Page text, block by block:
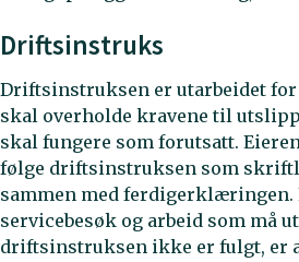
Driftsinstruks
Driftsinstruksen er utarbeidet for
skal overholde kravene til
skal fungere som forutsatt.
følge driftsinstruksen som
sammen med ferdigerklæringen.
servicebesøk og arbeid som må
driftsinstruksen ikke er fulgt, er